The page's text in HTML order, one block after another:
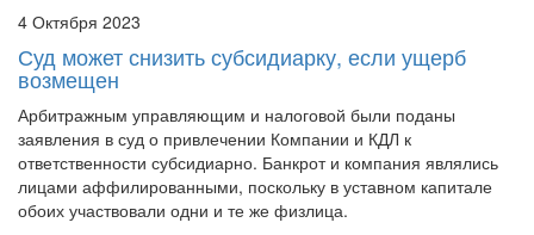
возмещен
Арбитражным управляющим и налоговой были поданы
заявления в суд о привлечении Компании и КДЛ к
ответственности субсидиарно. Банкрот и компания являлись
лицами аффилированными, поскольку в уставном капитале
обоих участвовали одни и те же физлица.
4 Октября 2023